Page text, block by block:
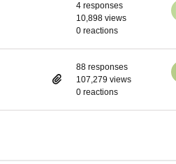
4 responses
10,898 views
0 reactions
88 responses
107,279 views
0 reactions